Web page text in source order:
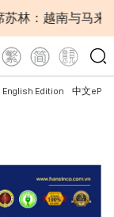
越南与马来西亚关
English Edition 中文